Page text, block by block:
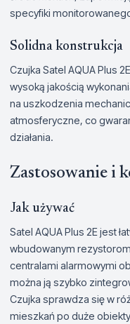
specyfiki
Solidna konstrukcja
Czujka Satel AQUA Plus
wysoką jakością
na uszkodzenia
atmosferyczne, co
działania.
Zastosowanie i
Jak używać
Satel AQUA Plus 2E jest
wbudowanym
centralami alarmowymi
można ją szybko
Czujka sprawdza się w
mieszkań po duże